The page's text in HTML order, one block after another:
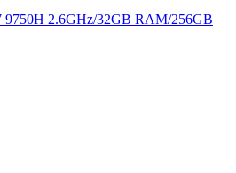
9750H 2.6GHz/32GB RAM/256GB